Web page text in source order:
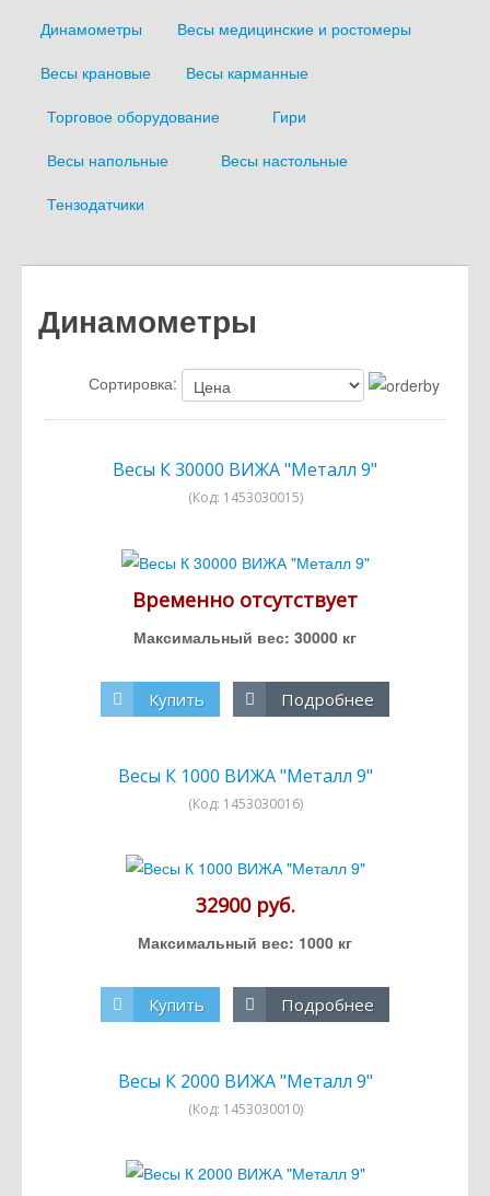
Оплата и доставка
Сертификаты
Контакты
Динамометры Весы медицинские и ростомеры
Весы крановые Весы карманные
Торговое оборудование Гири
Весы напольные Весы настольные
Тензодатчики
Динамометры
Сортировка:
Весы К 30000 ВИЖА "Металл 9"
(Код: 1453030015)
Временно отсутствует
Максимальный вес: 30000 кг
Купить Подробнее
Весы К 1000 ВИЖА "Металл 9"
(Код: 1453030016)
32900 руб.
Максимальный вес: 1000 кг
Купить Подробнее
Весы К 2000 ВИЖА "Металл 9"
(Код: 1453030010)